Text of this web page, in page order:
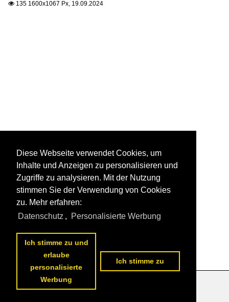
 135 1600x1067 Px, 19.09.2024
Datenschutzerklärung
Diese Webseite verwendet Cookies, um
Inhalte und Anzeigen zu personalisieren und
Zugriffe zu analysieren. Mit der Nutzung
stimmen Sie der Verwendung von Cookies
zu. Mehr erfahren:
Datenschutz , Personalisierte Werbung
Ich stimme zu und
erlaube
personalisierte
Werbung
Ich stimme zu